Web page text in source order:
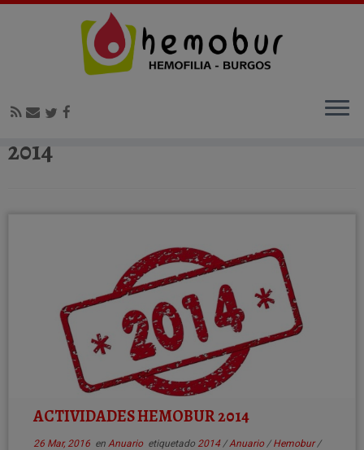
Inicio » 2014
2014
ACTIVIDADES HEMOBUR 2014
26 Mar, 2016en Anuario etiquetado 2014/Anuario /Hemobur/